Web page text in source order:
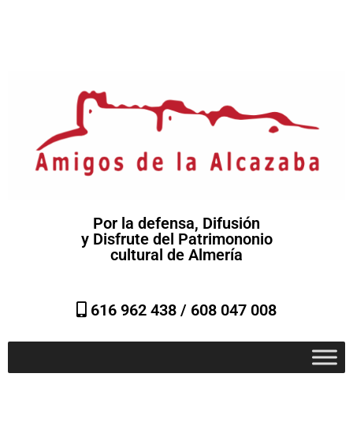
Por la defensa, Difusión
y Disfrute del Patrimononio
cultural de Almería
616 962 438 / 608 047 008